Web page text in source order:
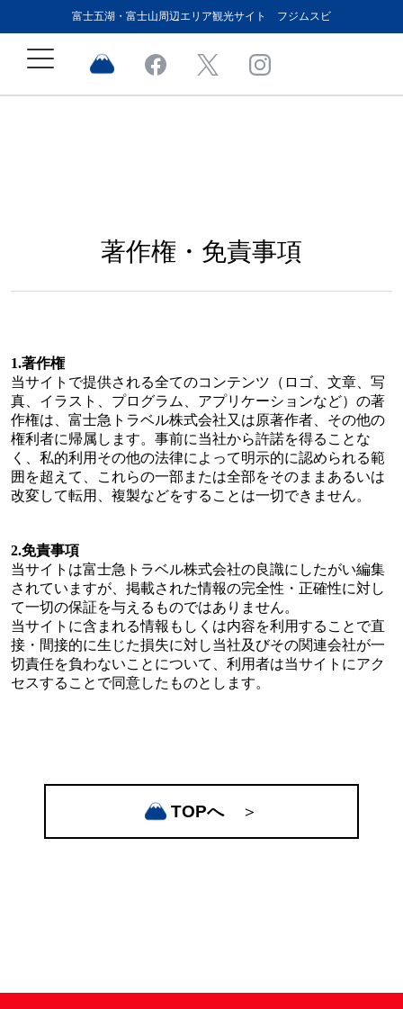
富士五湖・富士山周辺エリア観光サイト フジムスビ
著作権・免責事項
1.著作権
当サイトで提供される全てのコンテンツ（ロゴ、文章、写
真、イラスト、プログラム、アプリケーションなど）の著
作権は、富士急トラベル株式会社又は原著作者、その他の
権利者に帰属します。事前に当社から許諾を得ることな
く、私的利用その他の法律によって明示的に認められる範
囲を超えて、これらの一部または全部をそのままあるいは
改変して転用、複製などをすることは一切できません。
2.免責事項
当サイトは富士急トラベル株式会社の良識にしたがい編集
されていますが、掲載された情報の完全性・正確性に対し
て一切の保証を与えるものではありません。
当サイトに含まれる情報もしくは内容を利用することで直
接・間接的に生じた損失に対し当社及びその関連会社が一
切責任を負わないことについて、利用者は当サイトにアク
セスすることで同意したものとします。
TOPへ＞